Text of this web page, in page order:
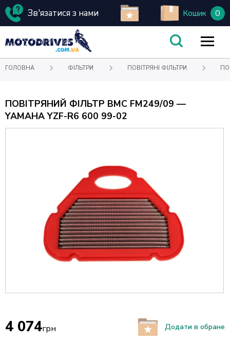
Зв'язатися з нами Кошик 0
ГОЛОВНА ФІЛЬТРИ ПОВІТРЯНІ ФІЛЬТРИ
ПОВІТРЯНИЙ ФІЛЬТР BMC FM249/09 —
YAMAHA YZF-R6 600 99-02
4 074грн Додати в обране